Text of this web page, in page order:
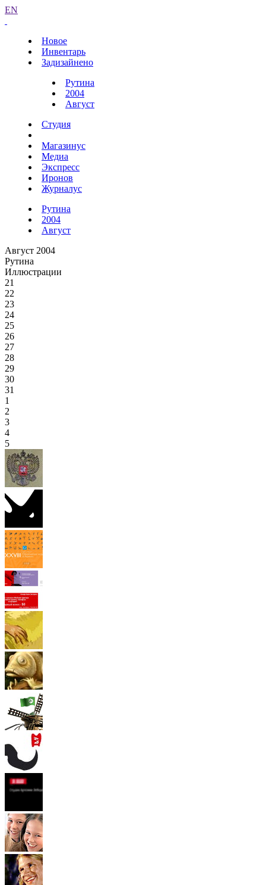
EN
Новое
Инвентарь
Задизайнено
Рутина
2004
Август
Студия
Магазинус
Медиа
Экспресс
Иронов
Журналус
Рутина
2004
Август
Август 2004
Рутина
Иллюстрации
21
22
23
24
25
26
27
28
29
30
31
1
2
3
4
5